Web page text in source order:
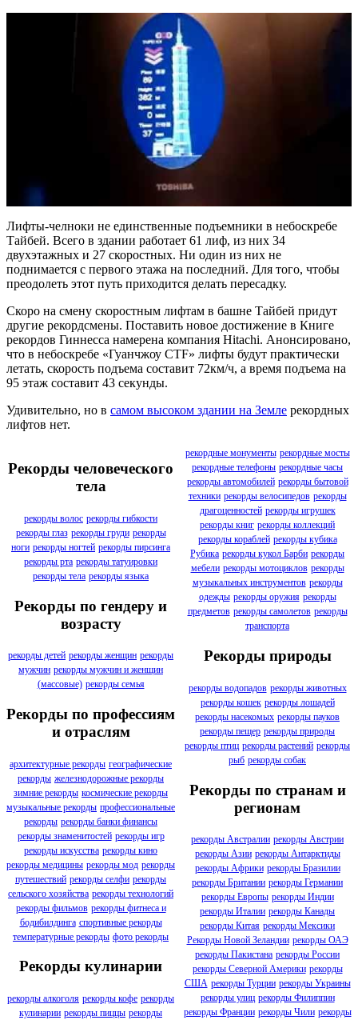
Лифты-челноки не единственные подъемники в небоскребе
Тайбей. Всего в здании работает 61 лиф, из них 34
двухэтажных и 27 скоростных. Ни один из них не
поднимается с первого этажа на последний. Для того, чтобы
преодолеть этот путь приходится делать пересадку.
Скоро на смену скоростным лифтам в башне Тайбей придут
другие рекордсмены. Поставить новое достижение в Книге
рекордов Гиннесса намерена компания Hitachi. Анонсировано,
что в небоскребе «Гуанчжоу СTF» лифты будут практически
летать, скорость подъема составит 72км/ч, а время подъема на
95 этаж составит 43 секунды.
Удивительно, но в самом высоком здании на Земле рекордных
лифтов нет.
Рекорды человеческого
тела
рекорды волос рекорды гибкости
рекорды глаз рекорды груди рекорды
ноги рекорды ногтей рекорды пирсинга
рекорды рта рекорды татуировки
рекорды тела рекорды языка
Рекорды по гендеру и
возрасту
рекорды детей рекорды женщин рекорды
мужчин рекорды мужчин и женщин
(массовые) рекорды семья
Рекорды по профессиям
и отраслям
архитектурные рекорды географические
рекорды железнодорожные рекорды
зимние рекорды космические рекорды
музыкальные рекорды профессиональные
рекорды рекорды банки финансы
рекорды знаменитостей рекорды игр
рекорды искусства рекорды кино
рекорды медицины рекорды мод рекорды
путешествий рекорды селфи рекорды
сельского хозяйства рекорды технологий
рекорды фильмов рекорды фитнеса и
бодибилдинга спортивные рекорды
температурные рекорды фото рекорды
Рекорды кулинарии
рекорды алкоголя рекорды кофе рекорды
кулинарии рекорды пиццы рекорды
рекордные монументы рекордные мосты
рекордные телефоны рекордные часы
рекорды автомобилей рекорды бытовой
техники рекорды велосипедов рекорды
драгоценностей рекорды игрушек
рекорды книг рекорды коллекций
рекорды кораблей рекорды кубика
Рубика рекорды кукол Барби рекорды
мебели рекорды мотоциклов рекорды
музыкальных инструментов рекорды
одежды рекорды оружия рекорды
предметов рекорды самолетов рекорды
транспорта
Рекорды природы
рекорды водопадов рекорды животных
рекорды кошек рекорды лошадей
рекорды насекомых рекорды пауков
рекорды пещер рекорды природы
рекорды птиц рекорды растений рекорды
рыб рекорды собак
Рекорды по странам и
регионам
рекорды Австралии рекорды Австрии
рекорды Азии рекорды Антарктиды
рекорды Африки рекорды Бразилии
рекорды Британии рекорды Германии
рекорды Европы рекорды Индии
рекорды Италии рекорды Канады
рекорды Китая рекорды Мексики
Рекорды Новой Зеландии рекорды ОАЭ
рекорды Пакистана рекорды России
рекорды Северной Америки рекорды
США рекорды Турции рекорды Украины
рекорды улиц рекорды Филиппин
рекорды Франции рекорды Чили рекорды